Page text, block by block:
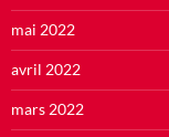
mai 2022
avril 2022
mars 2022